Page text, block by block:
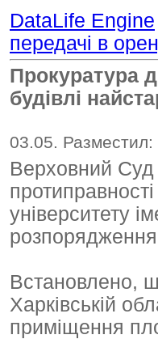
DataLife Engine
передачі в
Прокуратура
будівлі
03.05. Разместил:
Верховний Суд
університету
Встановлено,
Харківській
приміщення